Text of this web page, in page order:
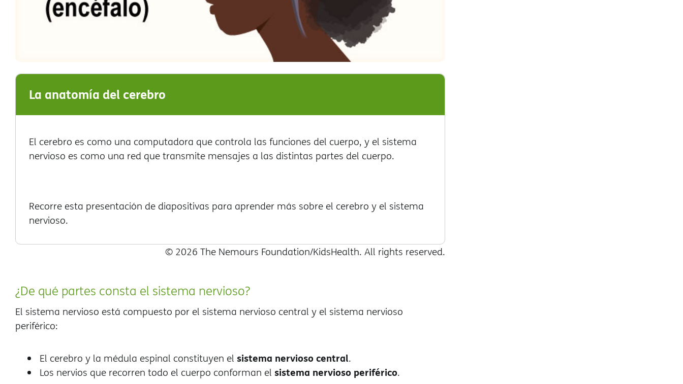
La anatomía del cerebro
El cerebro es como una computadora que controla las funciones del cuerpo, y el sistema
nervioso es como una red que transmite mensajes a las distintas partes del cuerpo.
Recorre esta presentación de diapositivas para aprender más sobre el cerebro y el sistema
nervioso.
© 2026 The Nemours Foundation/KidsHealth. All rights reserved.
¿De qué partes consta el sistema nervioso?
El sistema nervioso está compuesto por el sistema nervioso central y el sistema nervioso
periférico:
El cerebro y la médula espinal constituyen el sistema nervioso central.
Los nervios que recorren todo el cuerpo conforman el sistema nervioso periférico.